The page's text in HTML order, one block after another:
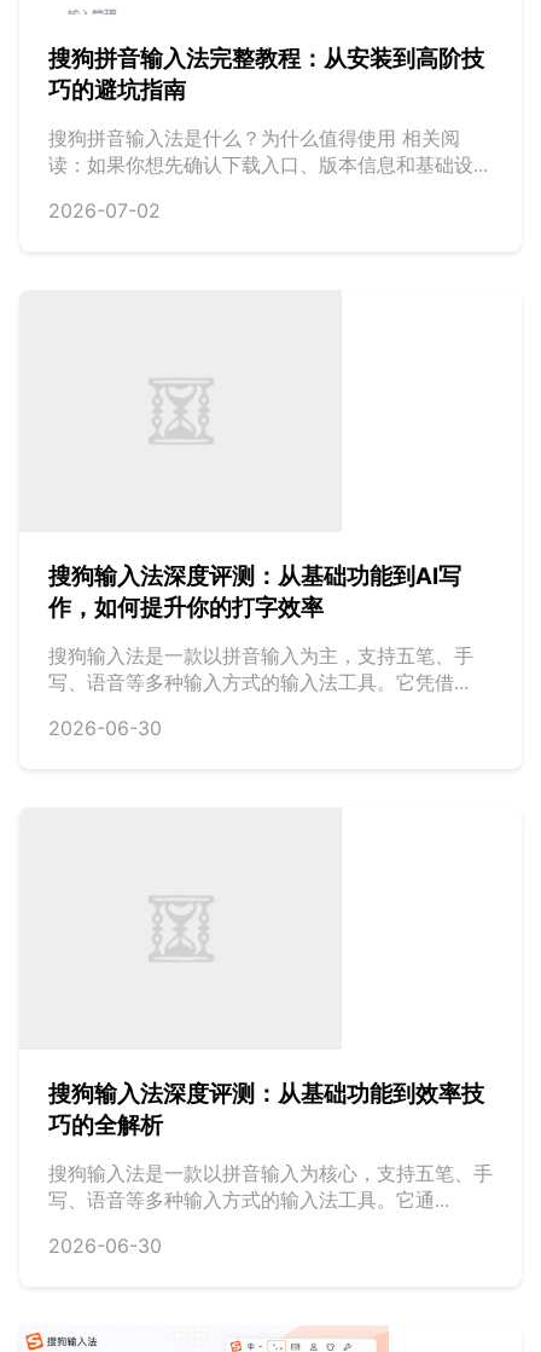
搜狗拼音输入法完整教程：从安装到高阶技
巧的避坑指南
搜狗拼音输入法是什么？为什么值得使用 相关阅
读：如果你想先确认下载入口、版本信息和基础设...
2026-07-02
搜狗输入法深度评测：从基础功能到AI写
作，如何提升你的打字效率
搜狗输入法是一款以拼音输入为主，支持五笔、手
写、语音等多种输入方式的输入法工具。它凭借...
2026-06-30
搜狗输入法深度评测：从基础功能到效率技
巧的全解析
搜狗输入法是一款以拼音输入为核心，支持五笔、手
写、语音等多种输入方式的输入法工具。它通...
2026-06-30